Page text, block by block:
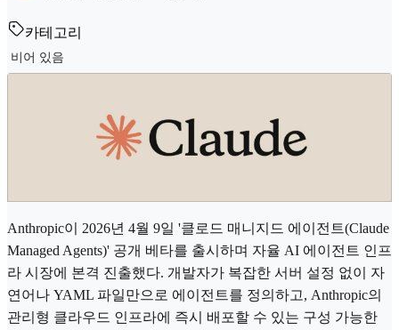
카테고리
비어 있음
Anthropic이 2026년 4월 9일 '클로드 매니지드 에이전트(Claude
Managed Agents)' 공개 베타를 출시하며 자율 AI 에이전트 인프
라 시장에 본격 진출했다. 개발자가 복잡한 서버 설정 없이 자
연어나 YAML 파일만으로 에이전트를 정의하고, Anthropic의
관리형 클라우드 인프라에 즉시 배포할 수 있는 구성 가능한